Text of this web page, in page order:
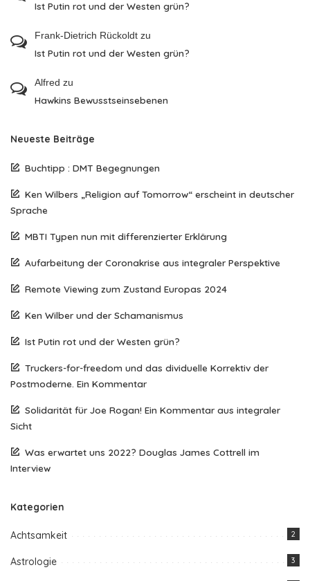
Ist Putin rot und der Westen grün?
Frank-Dietrich Rückoldt zu
Ist Putin rot und der Westen grün?
Alfred zu
Hawkins Bewusstseinsebenen
Neueste Beiträge
Buchtipp : DMT Begegnungen
Ken Wilbers „Religion auf Tomorrow“ erscheint in deutscher
Sprache
MBTI Typen nun mit differenzierter Erklärung
Aufarbeitung der Coronakrise aus integraler Perspektive
Remote Viewing zum Zustand Europas 2024
Ken Wilber und der Schamanismus
Ist Putin rot und der Westen grün?
Truckers-for-freedom und das dividuelle Korrektiv der
Postmoderne. Ein Kommentar
Solidarität für Joe Rogan! Ein Kommentar aus integraler
Sicht
Was erwartet uns 2022? Douglas James Cottrell im
Interview
Kategorien
Achtsamkeit 2
Astrologie 3